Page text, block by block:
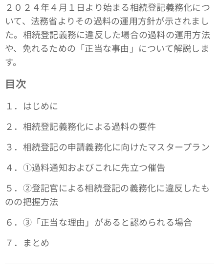
２０２４年４月１日より始まる相続登記義務化につ
いて、法務省よりその過料の運用方針が示されまし
た。相続登記義務に違反した場合の過料の運用方法
や、免れるための「正当な事由」について解説しま
す。
目次
１．はじめに
２．相続登記義務化による過料の要件
３．相続登記の申請義務化に向けたマスタープラン
４．①過料通知およびこれに先立つ催告
５．➁登記官による相続登記の義務化に違反したも
のの把握方法
６．③「正当な理由」があると認められる場合
７．まとめ